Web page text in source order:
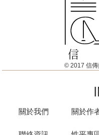
© 2017 信傳
關於我們 關於作